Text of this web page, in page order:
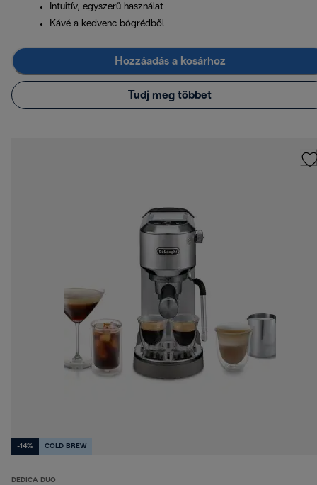
Intuitív, egyszerű használat
Kávé a kedvenc bögrédből
Hozzáadás a kosárhoz
Tudj meg többet
-14% COLD BREW
DEDICA DUO